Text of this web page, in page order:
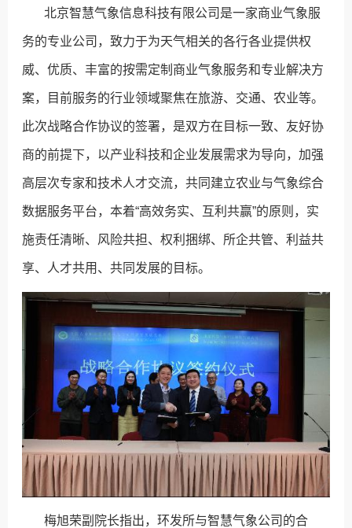
北京智慧气象信息科技有限公司是一家商业气象服
务的专业公司，致力于为天气相关的各行各业提供权
威、优质、丰富的按需定制商业气象服务和专业解决方
案，目前服务的行业领域聚焦在旅游、交通、农业等。
此次战略合作协议的签署，是双方在目标一致、友好协
商的前提下，以产业科技和企业发展需求为导向，加强
高层次专家和技术人才交流，共同建立农业与气象综合
数据服务平台，本着“高效务实、互利共赢”的原则，实
施责任清晰、风险共担、权利捆绑、所企共管、利益共
享、人才共用、共同发展的目标。
梅旭荣副院长指出，环发所与智慧气象公司的合